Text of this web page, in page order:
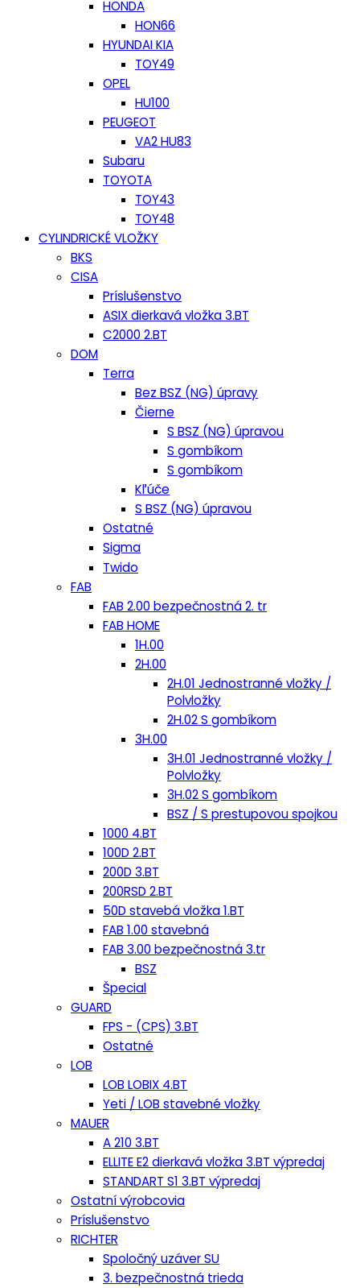
HONDA
HON66
HYUNDAI KIA
TOY49
OPEL
HU100
PEUGEOT
VA2 HU83
Subaru
TOYOTA
TOY43
TOY48
CYLINDRICKÉ VLOŽKY
BKS
CISA
Príslušenstvo
ASIX dierkavá vložka 3.BT
C2000 2.BT
DOM
Terra
Bez BSZ (NG) úpravy
Čierne
S BSZ (NG) úpravou
S gombíkom
S gombíkom
Kľúče
S BSZ (NG) úpravou
Ostatné
Sigma
Twido
FAB
FAB 2.00 bezpečnostná 2. tr
FAB HOME
1H.00
2H.00
2H.01 Jednostranné vložky /
Polvložky
2H.02 S gombíkom
3H.00
3H.01 Jednostranné vložky /
Polvložky
3H.02 S gombíkom
BSZ / S prestupovou spojkou
1000 4.BT
100D 2.BT
200D 3.BT
200RSD 2.BT
50D stavebá vložka 1.BT
FAB 1.00 stavebná
FAB 3.00 bezpečnostná 3.tr
BSZ
Špecial
GUARD
FPS - (CPS) 3.BT
Ostatné
LOB
LOB LOBIX 4.BT
Yeti / LOB stavebné vložky
MAUER
A 210 3.BT
ELLITE E2 dierkavá vložka 3.BT výpredaj
STANDART S1 3.BT výpredaj
Ostatní výrobcovia
Príslušenstvo
RICHTER
Spoločný uzáver SU
3. bezpečnostná trieda